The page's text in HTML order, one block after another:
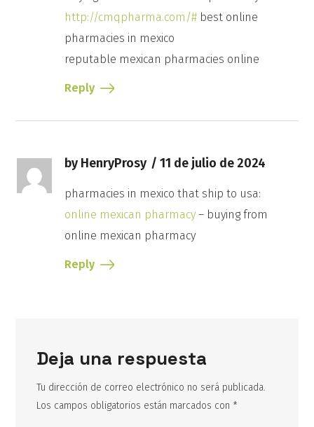
http://cmqpharma.com/# best online
pharmacies in mexico
reputable mexican pharmacies online
Reply
by HenryProsy 11 de julio de 2024
pharmacies in mexico that ship to usa:
online mexican pharmacy – buying from
online mexican pharmacy
Reply
Deja una respuesta
Tu dirección de correo electrónico no será publicada.
Los campos obligatorios están marcados con *